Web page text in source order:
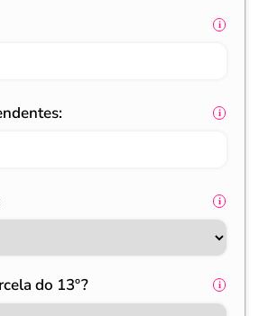
do 13º?